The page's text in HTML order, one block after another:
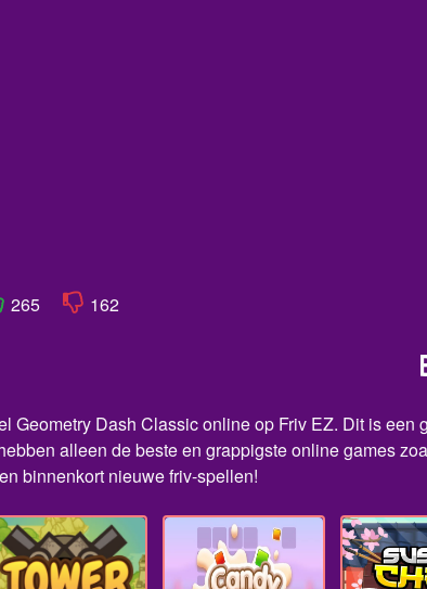
265 162
Geometry Dash Classic online op Friv EZ. Dit is
alleen de beste en grappigste online games
binnenkort nieuwe friv-spellen!